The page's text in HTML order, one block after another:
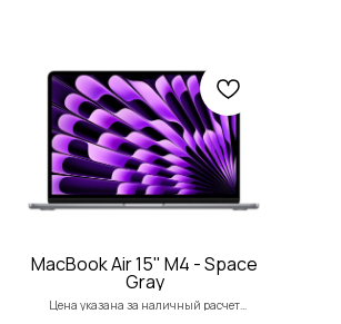
MacBook Air 15" M4 - Space
Gray
Цена указана за наличный расчет
Информация
Контакты
Услуги
Trade-in
Каталог
Mac
Watch
AirPods
тел: 8-914-926-96-10